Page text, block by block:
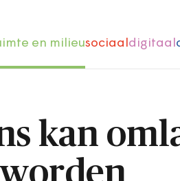
en milieusociaaldigitaal
kan